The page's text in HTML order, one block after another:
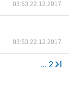
03:53 22.12.2017
03:53 22.12.2017
... 2